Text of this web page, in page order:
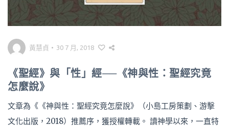
黃慧貞 • 30 7 月, 2018
《聖經》與「性」經──《神與性：聖經究竟
怎麼說》
文章為《《神與性：聖經究竟怎麼說》（小島工房策劃、游擊
文化出版，2018）推薦序，獲授權轉載。 讀神學以來，一直特